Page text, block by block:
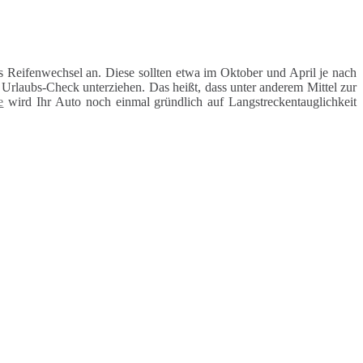
Reifenwechsel an. Diese sollten etwa im Oktober und April je nach
Check unterziehen. Das heißt, dass unter anderem Mittel zur
wird Ihr Auto noch einmal gründlich auf Langstreckentauglichkeit